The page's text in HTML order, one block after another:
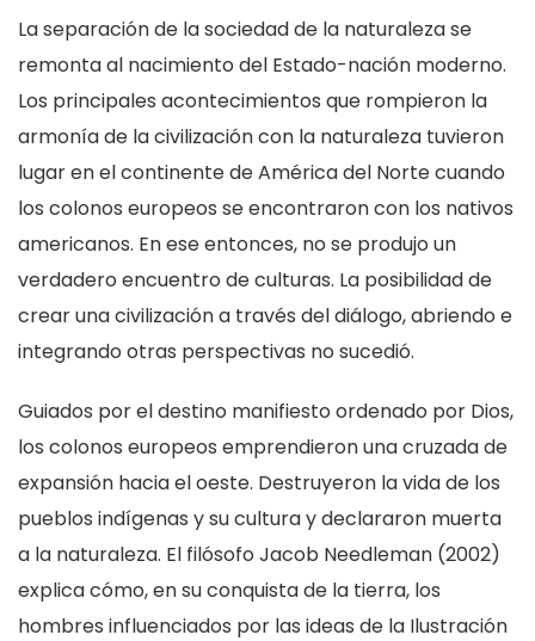
La separación de la sociedad de la naturaleza se
remonta al nacimiento del Estado-nación moderno.
Los principales acontecimientos que rompieron la
armonía de la civilización con la naturaleza tuvieron
lugar en el continente de América del Norte cuando
los colonos europeos se encontraron con los nativos
americanos. En ese entonces, no se produjo un
verdadero encuentro de culturas. La posibilidad de
crear una civilización a través del diálogo, abriendo e
integrando otras perspectivas no sucedió.
Guiados por el destino manifiesto ordenado por Dios,
los colonos europeos emprendieron una cruzada de
expansión hacia el oeste. Destruyeron la vida de los
pueblos indígenas y su cultura y declararon muerta
a la naturaleza. El filósofo Jacob Needleman (2002)
explica cómo, en su conquista de la tierra, los
hombres influenciados por las ideas de la Ilustración